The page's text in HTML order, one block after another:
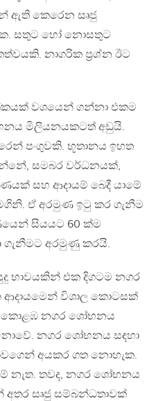
ඇති කෙරෙන සෘජු
සතුට හෝ නොසතුට
නාගරික ප‍්‍රශ්න ඊට
වශයෙන් ගන්නා එකම
මිලියනයකටත් අඩුයි.
පංගුවකි. භූතානය ඉහත
සමබර වර්ධනයක්,
සහ ආදායම් බෙදී යාමේ
ඒ අරමුණ ඉටු කර ගැනීම
සියයට 60 ක්ම
අරමුණු කරයි.
භාවයකින් එක දිගටම නගර
ආදායමෙන් විශාල කොටසක්
කොළඹ නගර ශෝභනය
නගර ශෝභනය සඳහා
අයකර ගත නොහැක.
නැත. තවද, නගර ශෝභනය
සෘජු සම්බන්ධතාවක්